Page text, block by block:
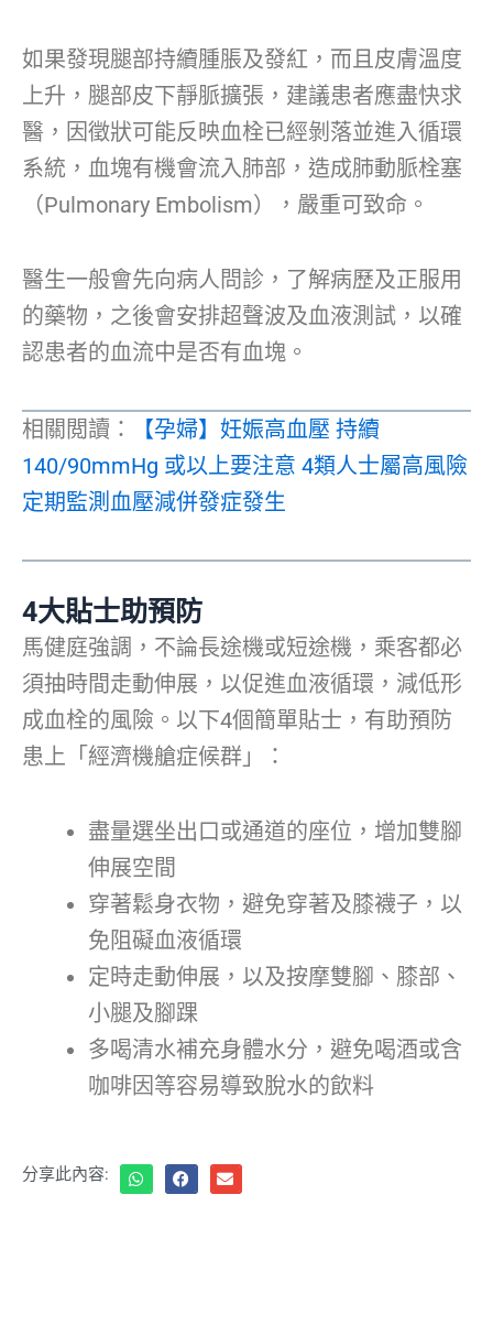
如果發現腿部持續腫脹及發紅，而且皮膚溫度
上升，腿部皮下靜脈擴張，建議患者應盡快求
醫，因徵狀可能反映血栓已經剝落並進入循環
系統，血塊有機會流入肺部，造成肺動脈栓塞
（Pulmonary Embolism），嚴重可致命。
醫生一般會先向病人問診，了解病歷及正服用
的藥物，之後會安排超聲波及血液測試，以確
認患者的血流中是否有血塊。
相關閲讀：
【孕婦】妊娠高血壓 持續
140/90mmHg 或以上要注意 4類人士屬高風險
定期監測血壓減併發症發生
4大貼士助預防
馬健庭強調，不論長途機或短途機，乘客都必
須抽時間走動伸展，以促進血液循環，減低形
成血栓的風險。以下4個簡單貼士，有助預防
患上「經濟機艙症候群」：
盡量選坐出口或通道的座位，增加雙腳
伸展空間
穿著鬆身衣物，避免穿著及膝襪子，以
免阻礙血液循環
定時走動伸展，以及按摩雙腳、膝部、
小腿及腳踝
多喝清水補充身體水分，避免喝酒或含
咖啡因等容易導致脫水的飲料
分享此內容: